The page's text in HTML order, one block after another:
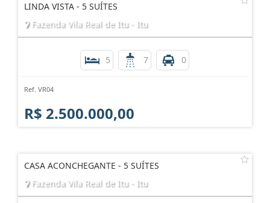
LINDA VISTA - 5 SUÍTES
Fazenda Vila Real de Itu - Itu
5 7 0
Ref. VR04
R$ 2.500.000,00
CASA ACONCHEGANTE - 5 SUÍTES
Fazenda Vila Real de Itu - Itu